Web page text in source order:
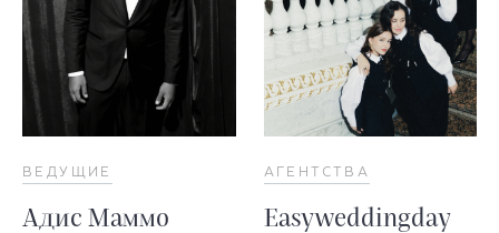
ВЕДУЩИЕ
Адис Маммо
АГЕНТСТВА
Easyweddingday